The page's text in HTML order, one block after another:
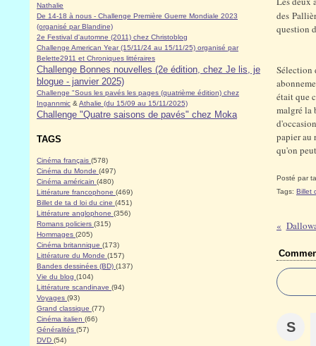
Nathalie
De 14-18 à nous - Challenge Première Guerre Mondiale 2023
(organisé par Blandine)
2e Festival d'automne (2011) chez Christoblog
Challenge American Year (15/11/24 au 15/11/25) organisé par
Belette2911 et Chroniques littéraires
Challenge Bonnes nouvelles (2e édition, chez Je lis, je
blogue - janvier 2025)
Challenge "Sous les pavés les pages (quatrième édition) chez
Ingannmic & Athalie (du 15/09 au 15/11/2025)
Challenge "Quatre saisons de pavés" chez Moka
TAGS
Cinéma français (578)
Cinéma du Monde (497)
Cinéma américain (480)
Littérature francophone (469)
Billet de ta d loi du cine (451)
Littérature anglophone (356)
Romans policiers (315)
Hommages (205)
Cinéma britannique (173)
Littérature du Monde (157)
Bandes dessinées (BD) (137)
Vie du blog (104)
Littérature scandinave (94)
Voyages (93)
Grand classique (77)
Cinéma italien (66)
Généralités (57)
DVD (54)
des
question
Sélection
était que
malgré la
papier au
qu'on
Posté par
Tags: Billet
S